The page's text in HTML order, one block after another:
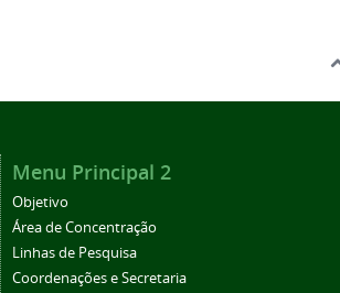
Menu Principal 2
Objetivo
Área de Concentração
Linhas de Pesquisa
Coordenações e Secretaria